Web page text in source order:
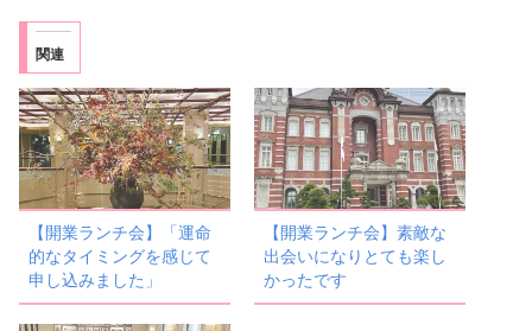
関連
【開業ランチ会】「運命
的なタイミングを感じて
申し込みました」
【開業ランチ会】素敵な
出会いになりとても楽し
かったです